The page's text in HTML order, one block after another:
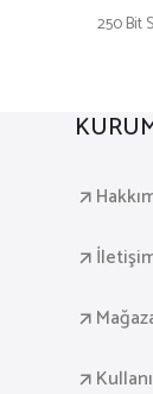
250 Bit